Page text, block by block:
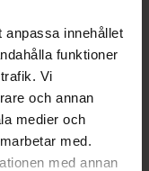
anpassa innehållet
funktioner
Vi
och annan
medier och
med.
med annan
Dölj